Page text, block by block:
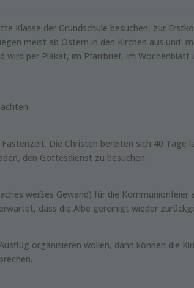
Klasse der Grundschule besuchen, zur
meist ab Ostern in den Kirchen aus und
wird per Plakat, im Pfarrbrief, im
Die Christen bereiten sich 40 Tage
den Gottesdienst zu besuchen
weißes Gewand) für die Kommunionfeier
dass die Albe gereinigt wieder
organisieren wollen, dann können die